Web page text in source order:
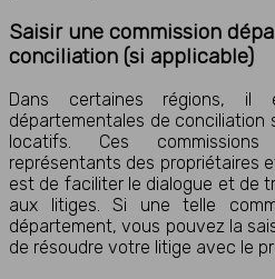
Saisir une commission
conciliation (si applicable)
Dans certaines régions, il
départementales de conciliation
locatifs. Ces
représentants des propriétaires
est de faciliter le dialogue et de
aux litiges. Si une telle
département, vous pouvez la
de résoudre votre litige avec le